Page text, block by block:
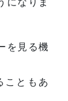
を見る機
こともあ